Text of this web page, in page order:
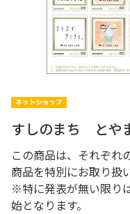
すしのまち とや
この商品は、それぞれ
商品を特別にお取り扱
※特に発表が無い限り
始となります。